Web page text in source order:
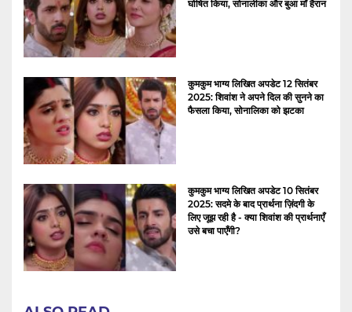
घोषित किया, सोनालीका और बुआ माँ हैरान
कुमकुम भाग्य लिखित अपडेट 12 सितंबर
2025: शिवांश ने अपने दिल की सुनने का
फैसला किया, सोनालिका को झटका
कुमकुम भाग्य लिखित अपडेट 10 सितंबर
2025: सदमे के बाद प्रार्थना ज़िंदगी के
लिए जूझ रही है - क्या शिवांश की प्रार्थनाएँ
उसे बचा पाएँगी?